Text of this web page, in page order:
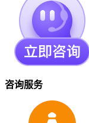
咨询服务